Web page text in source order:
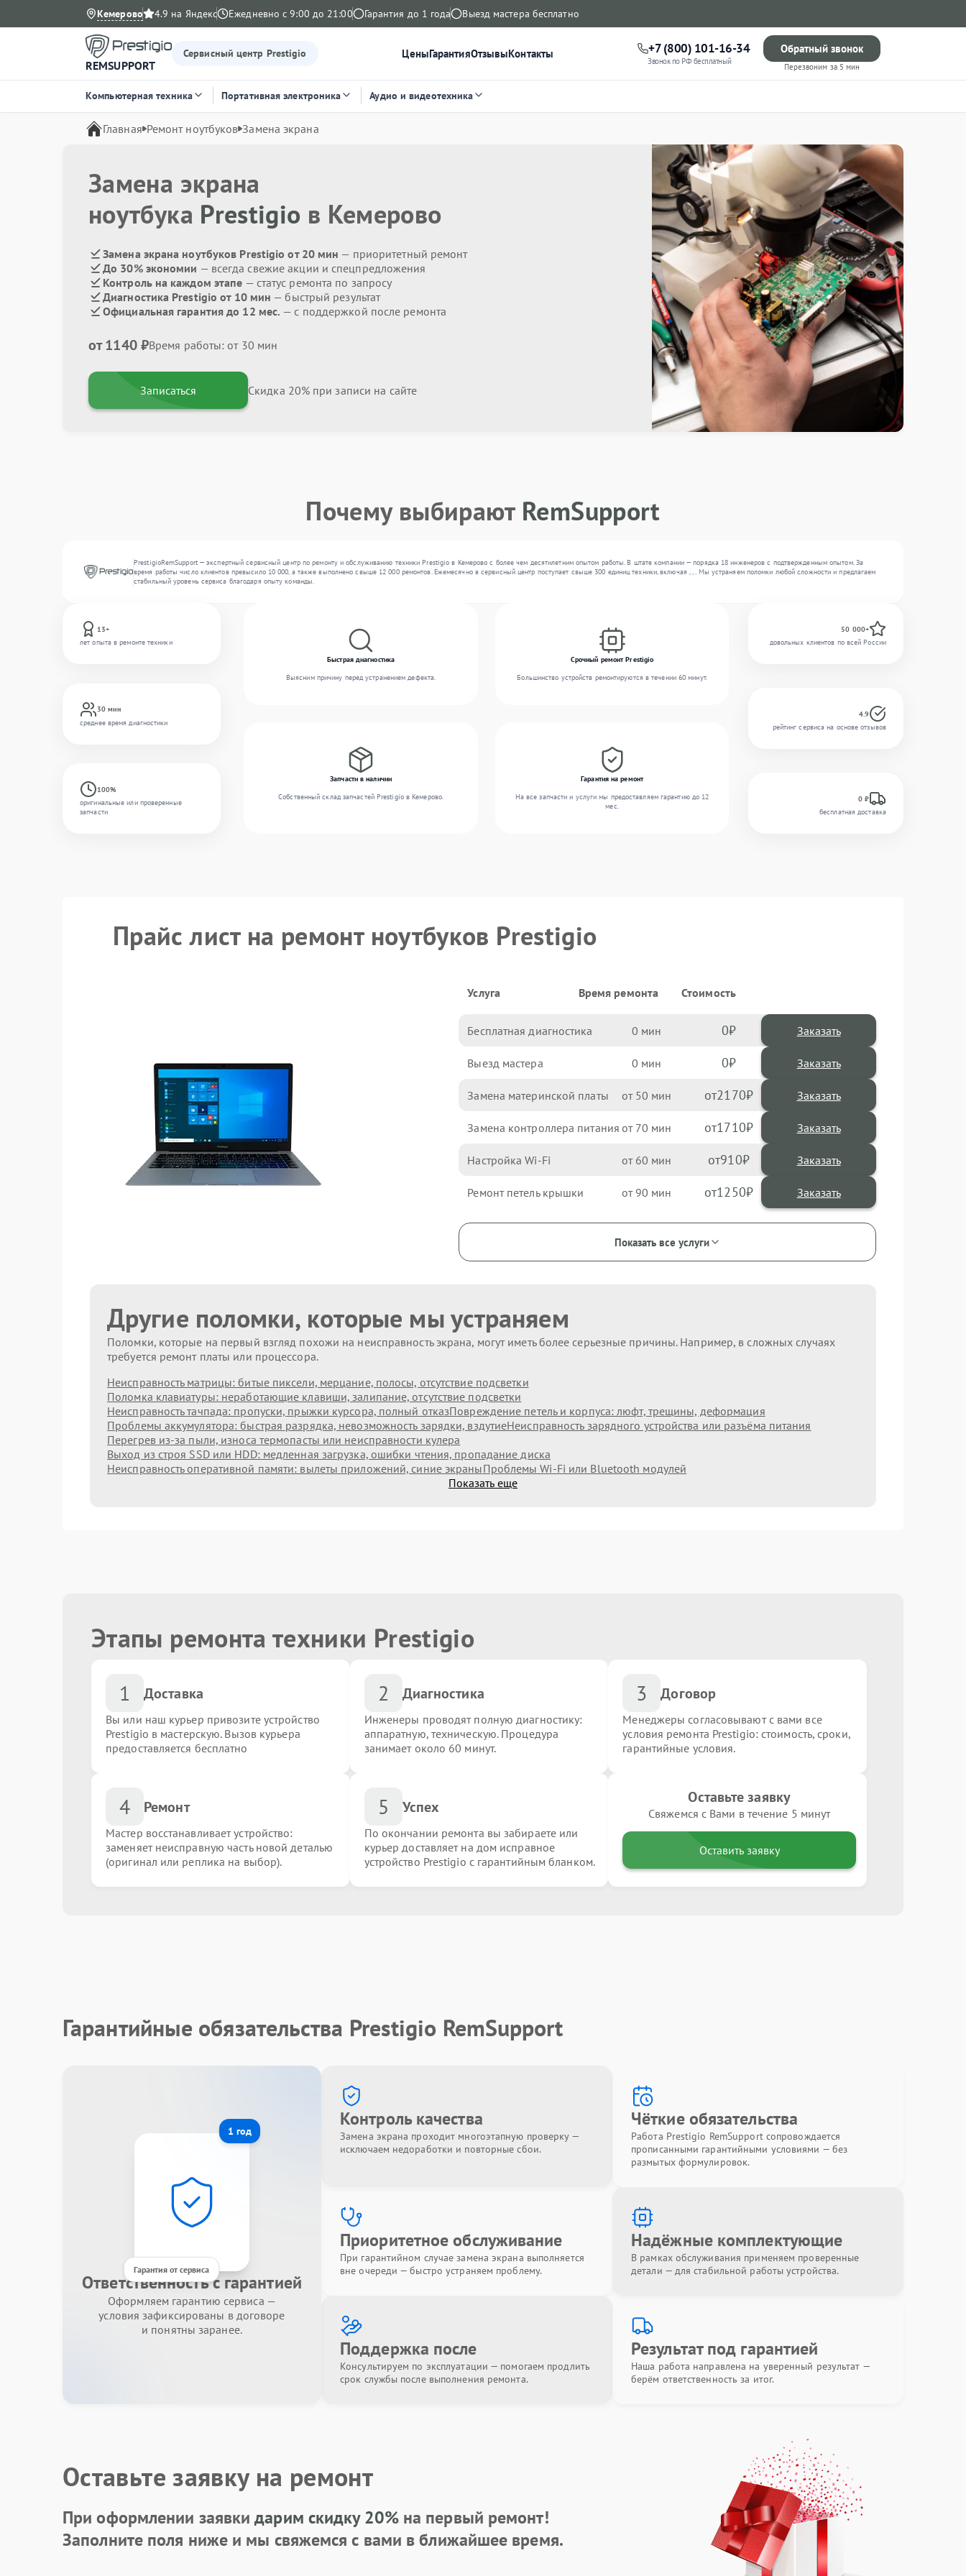
Кемерово 4.9 на Яндекс Ежедневно с 9:00 до 21:00 Гарантия до 1 года Выезд мастера бесплатно
REMSUPPORT
Сервисный центр Prestigio ЦеныГарантияОтзывыКонтакты +7 (800) 101-16-34
Звонок по РФ бесплатный
Обратный звонок
Перезвоним за 5 мин
Компьютерная техника Портативная электроника Аудио и видеотехника
Главная Ремонт ноутбуков Замена экрана
Замена экрана
ноутбука Prestigio в Кемерово
Замена экрана ноутбуков Prestigio от 20 мин — приоритетный ремонт
До 30% экономии — всегда свежие акции и спецпредложения
Контроль на каждом этапе — статус ремонта по запросу
Диагностика Prestigio от 10 мин — быстрый результат
Официальная гарантия до 12 мес. — с поддержкой после ремонта
от 1140 ₽Время работы: от 30 мин
Записаться Скидка 20% при записи на сайте
Почему выбирают RemSupport
PrestigioRemSupport — экспертный сервисный центр по ремонту и обслуживанию техники Prestigio в Кемерово с более чем десятилетним опытом работы. В штате компании — порядка 18 инженеров с подтвержденным опытом. За
время работы число клиентов превысило 10 000, а также выполнено свыше 12 000 ремонтов. Ежемесячно в сервисный центр поступает свыше 300 единиц техники, включая , , . Мы устраняем поломки любой сложности и предлагаем
стабильный уровень сервиса благодаря опыту команды.
13+
лет опыта в ремонте техники
30 мин
среднее время диагностики
100%
оригинальные или проверенные
запчасти
Быстрая диагностика
Выясним причину перед устранением дефекта.
Срочный ремонт Prestigio
Большинство устройств ремонтируются в течении 60 минут.
Запчасти в наличии
Собственный склад запчастей Prestigio в Кемерово.
Гарантия на ремонт
На все запчасти и услуги мы предоставляем гарантию до 12
мес.
50 000+
довольных клиентов по всей России
4.9
рейтинг сервиса на основе отзывов
0 ₽
бесплатная доставка
Прайс лист на ремонт ноутбуков Prestigio
Услуга Время ремонта Стоимость
Бесплатная диагностика 0 0 Заказать
Выезд мастера 0 0 Заказать
Замена материнской платы 50 2170
Замена контроллера питания 70 1710
Настройка Wi-Fi 60 910
Ремонт петель крышки 90 1250
Показать все услуги
Другие поломки, которые мы устраняем
Поломки, которые на первый взгляд похожи на неисправность экрана, могут иметь более серьезные причины. Например, в сложных случаях
требуется ремонт платы или процессора.
Неисправность матрицы: битые пиксели, мерцание, полосы, отсутствие подсветки
Поломка клавиатуры: неработающие клавиши, залипание, отсутствие подсветки
Неисправность тачпада: пропуски, прыжки курсора, полный отказПовреждение петель и корпуса: люфт, трещины, деформация
Проблемы аккумулятора: быстрая разрядка, невозможность зарядки, вздутиеНеисправность зарядного устройства или разъёма питания
Перегрев из‑за пыли, износа термопасты или неисправности кулера
Выход из строя SSD или HDD: медленная загрузка, ошибки чтения, пропадание диска
Неисправность оперативной памяти: вылеты приложений, синие экраныПроблемы Wi‑Fi или Bluetooth модулей
Показать еще
Этапы ремонта техники Prestigio
1 Доставка
Вы или наш курьер привозите устройство
Prestigio в мастерскую. Вызов курьера
предоставляется бесплатно
2 Диагностика
Инженеры проводят полную диагностику:
аппаратную, техническую. Процедура
занимает около 60 минут.
3 Договор
Менеджеры согласовывают с вами все
условия ремонта Prestigio: стоимость, сроки,
гарантийные условия.
4 Ремонт
Мастер восстанавливает устройство:
заменяет неисправную часть новой деталью
(оригинал или реплика на выбор).
5 Успех
По окончании ремонта вы забираете или
курьер доставляет на дом исправное
устройство Prestigio с гарантийным бланком.
Оставьте заявку
Свяжемся с Вами в течение 5 минут
Оставить заявку
Гарантийные обязательства Prestigio RemSupport
1 год
Гарантия от сервиса
Ответственность с гарантией
Оформляем гарантию сервиса —
условия зафиксированы в договоре
и понятны заранее.
Контроль качества
Замена экрана проходит многоэтапную проверку —
исключаем недоработки и повторные сбои.
Чёткие обязательства
Работа Prestigio RemSupport сопровождается
прописанными гарантийными условиями — без
размытых формулировок.
Приоритетное обслуживание
При гарантийном случае замена экрана выполняется
вне очереди — быстро устраняем проблему.
Надёжные комплектующие
В рамках обслуживания применяем проверенные
детали — для стабильной работы устройства.
Поддержка после
Консультируем по эксплуатации — помогаем продлить
срок службы после выполнения ремонта.
Результат под гарантией
Наша работа направлена на уверенный результат —
берём ответственность за итог.
Оставьте заявку на ремонт
При оформлении заявкидарим скидку 20%на первый ремонт!
Заполните поля ниже и мы свяжемся с вами в ближайшее время.